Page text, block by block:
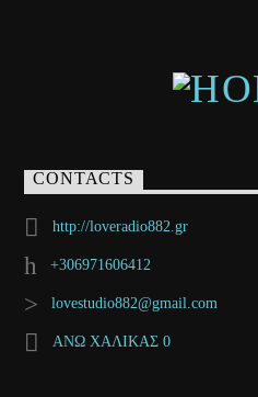
CONTACTS
http://loveradio882.gr
+306971606412
lovestudio882@gmail.com
ΑΝΩ ΧΑΛΙΚΑΣ 0